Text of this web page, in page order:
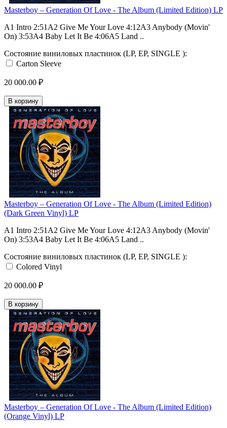
Masterboy – Generation Of Love - The Album (Limited Edition) LP
A1 Intro 2:51A2 Give Me Your Love 4:12A3 Anybody (Movin'
On) 3:53A4 Baby Let It Be 4:06A5 Land ..
Состояние виниловых пластинок (LP, EP, SINGLE ):
Carton Sleeve
20 000.00 ₽
В корзину
Masterboy – Generation Of Love - The Album (Limited Edition)
(Dark Green Vinyl) LP
A1 Intro 2:51A2 Give Me Your Love 4:12A3 Anybody (Movin'
On) 3:53A4 Baby Let It Be 4:06A5 Land ..
Состояние виниловых пластинок (LP, EP, SINGLE ):
Colored Vinyl
20 000.00 ₽
В корзину
Masterboy – Generation Of Love - The Album (Limited Edition)
(Orange Vinyl) LP